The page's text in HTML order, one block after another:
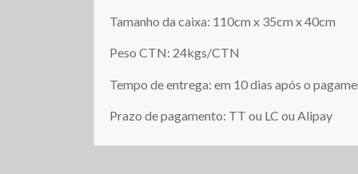
Tamanho da caixa: 110cm x 35cm x 40cm
Peso CTN: 24kgs/CTN
Tempo de entrega: em 10 dias após o
Prazo de pagamento: TT ou LC ou Alipay